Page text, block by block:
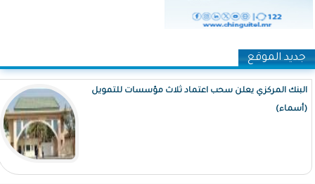
جديد الموقع
البنك المركزي يعلن سحب اعتماد ثلاث مؤسسات للتمويل
(أسماء)